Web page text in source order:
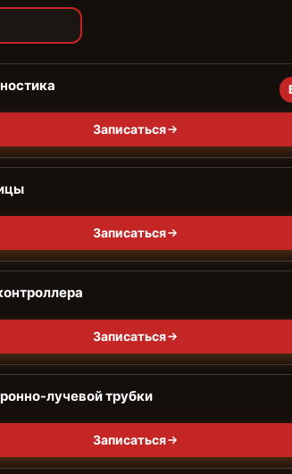
Записаться
Записаться
Записаться
лучевой трубки
Записаться